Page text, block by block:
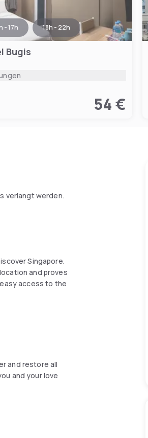
- 17h 18h - 22h
Bugis
54 €
verlangt werden.
Singapore.
and proves
access to the
travelers.
24-hour
plasma screen,
some of the
garden,
for an
and restore all
and your love